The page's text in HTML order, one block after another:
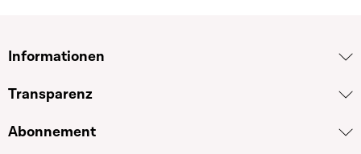
Informationen
Transparenz
Abonnement